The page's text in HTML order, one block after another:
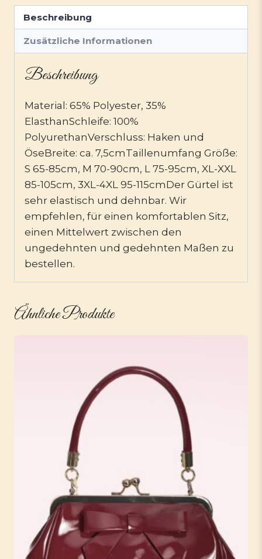
Beschreibung
Zusätzliche Informationen
Beschreibung
Material: 65% Polyester, 35%
ElasthanSchleife: 100%
PolyurethanVerschluss: Haken und
ÖseBreite: ca. 7,5cmTaillenumfang Größe:
S 65-85cm, M 70-90cm, L 75-95cm, XL-XXL
85-105cm, 3XL-4XL 95-115cmDer Gürtel ist
sehr elastisch und dehnbar. Wir
empfehlen, für einen komfortablen Sitz,
einen Mittelwert zwischen den
ungedehnten und gedehnten Maßen zu
bestellen.
Ähnliche Produkte